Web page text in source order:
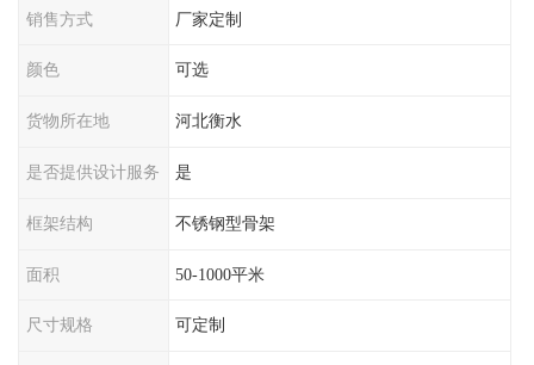
销售方式 厂家定制
颜色 可选
货物所在地 河北衡水
是否提供设计服务 是
框架结构 不锈钢型骨架
面积 50-1000平米
尺寸规格 可定制